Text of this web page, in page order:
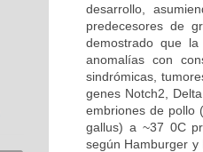
desarrollo,
predecesores de
demostrado que
anomalías con
sindrómicas,
genes Notch2,
embriones de pollo
gallus) a ~37 0C
según Hamburger y